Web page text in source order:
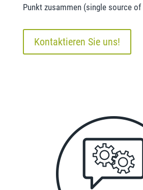
Punkt zusammen (single source
Kontaktieren Sie uns!